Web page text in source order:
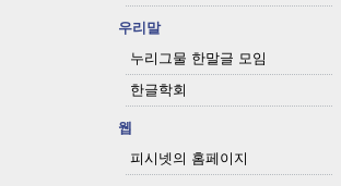
우리말
누리그물 한말글 모임
한글학회
웹
피시넷의 홈페이지